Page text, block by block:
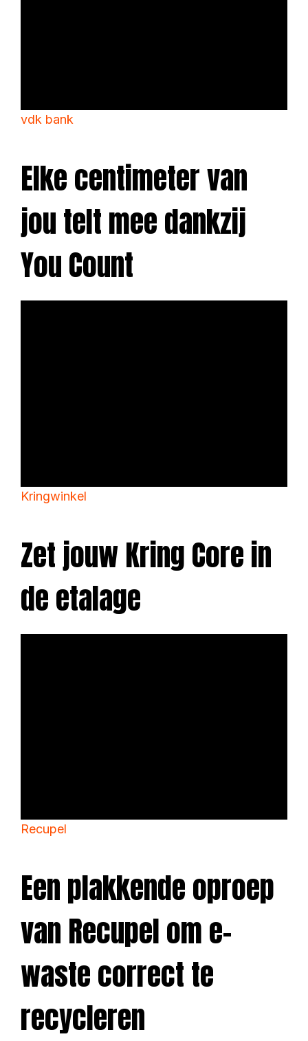
vdk bank
Elke centimeter van
jou telt mee dankzij
You Count
Kringwinkel
Zet jouw Kring Core in
de etalage
Recupel
Een plakkende oproep
van Recupel om e-
waste correct te
recycleren